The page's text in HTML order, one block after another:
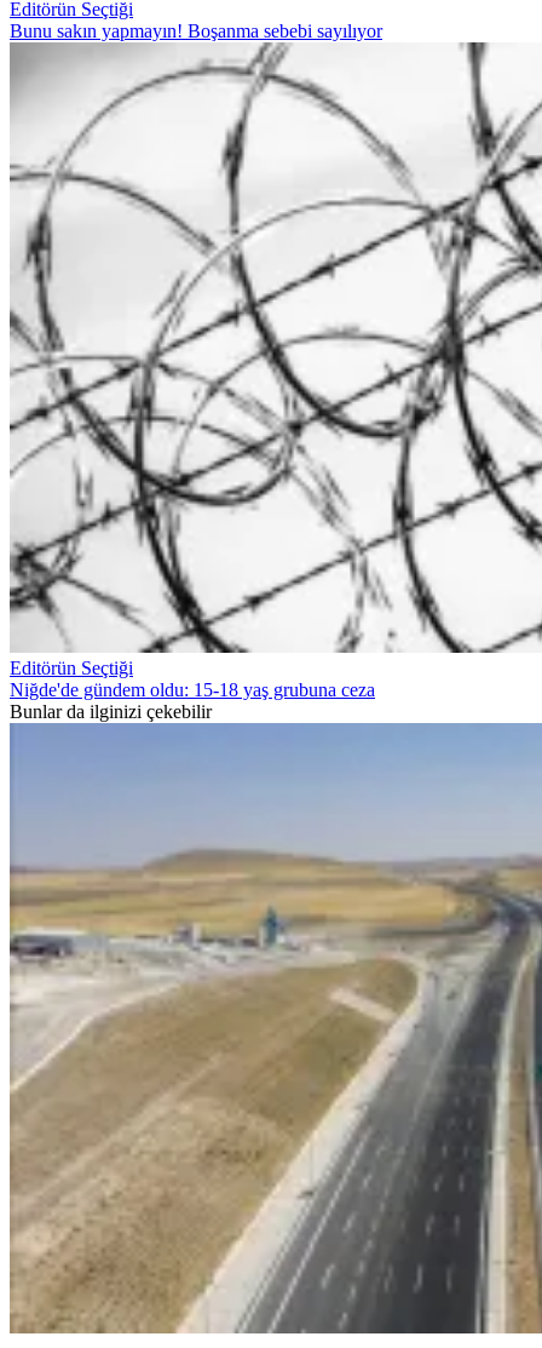
Editörün Seçtiği
Bunu sakın yapmayın! Boşanma sebebi sayılıyor
Editörün Seçtiği
Niğde'de gündem oldu: 15-18 yaş grubuna ceza
Bunlar da ilginizi çekebilir